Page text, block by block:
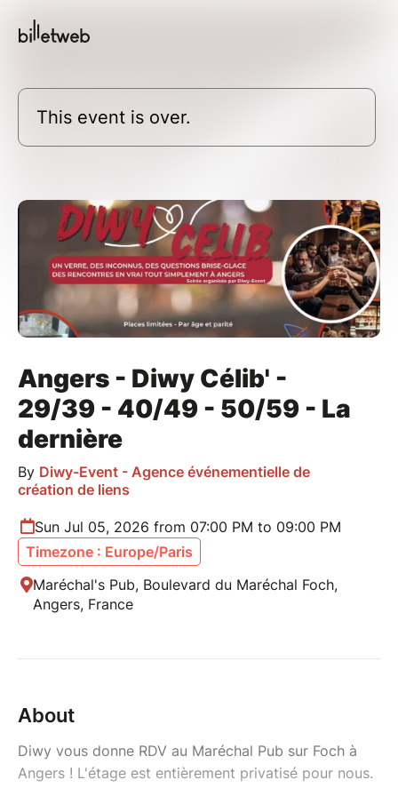
This event is over.
Angers - Diwy Célib' -
29/39 - 40/49 - 50/59 - La
dernière
By Diwy-Event - Agence événementielle de
création de liens
Sun Jul 05, 2026 from 07:00 PM to 09:00 PM
Timezone : Europe/Paris
Maréchal's Pub, Boulevard du Maréchal Foch,
Angers, France
About
Diwy vous donne RDV au Maréchal Pub sur Foch à
Angers ! L'étage est entièrement privatisé pour nous.